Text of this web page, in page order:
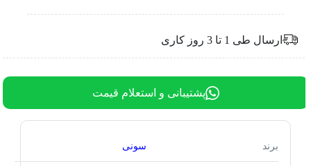
ارسال طی 1 تا 3 روز کاری
پشتیبانی و استعلام قیمت
برند سونی